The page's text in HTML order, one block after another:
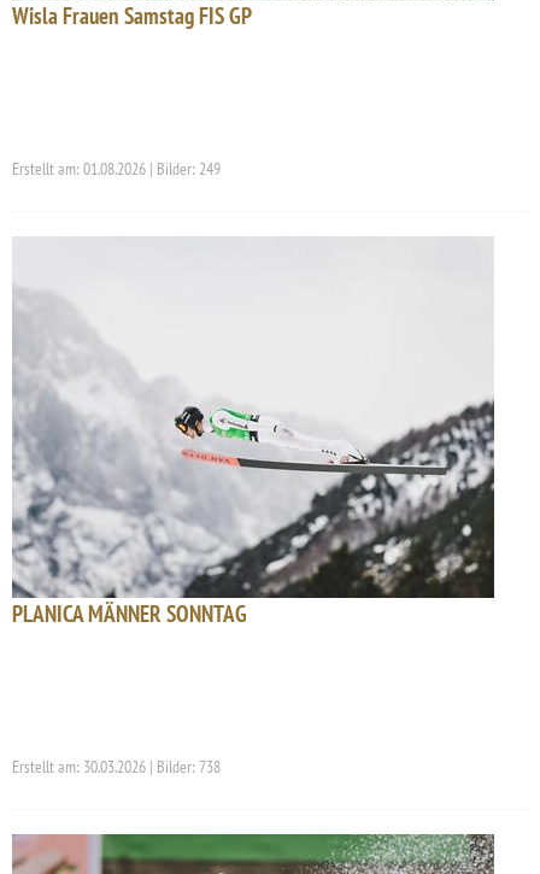
Wisla Frauen Samstag FIS GP
Erstellt am: 01.08.2026 | Bilder: 249
PLANICA MÄNNER SONNTAG
Erstellt am: 30.03.2026 | Bilder: 738